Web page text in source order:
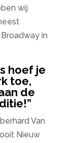
wij
in
hoef je
toe,
de
Van
Nieuw